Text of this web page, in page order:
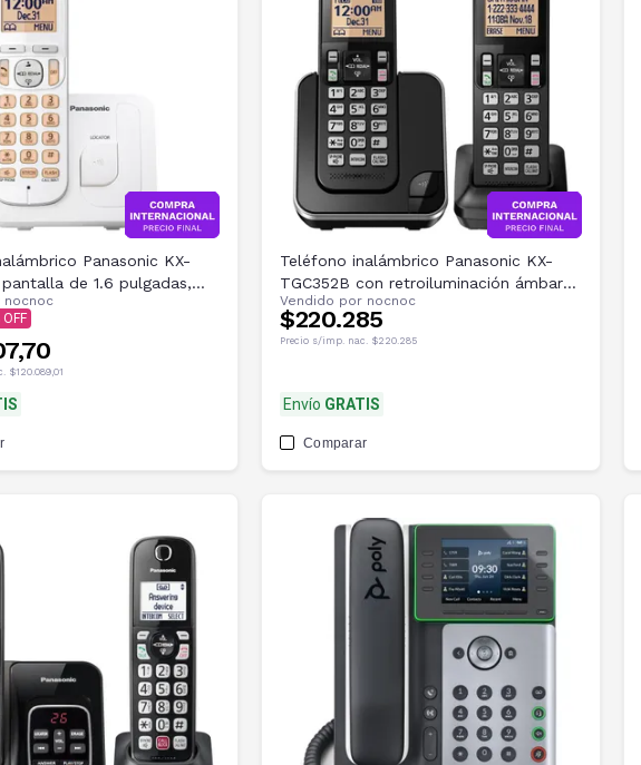
Panasonic KX-
pantalla de 1.6 pulgadas,
nocnoc
$120.089,01
Teléfono inalámbrico Panasonic KX-
TGC352B con retroiluminación ámbar
2HS
Vendido por nocnoc
$220.285
Precio s/imp. nac. $220.285
Envío GRATIS
Comparar